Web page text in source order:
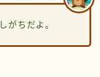
がちだよ。